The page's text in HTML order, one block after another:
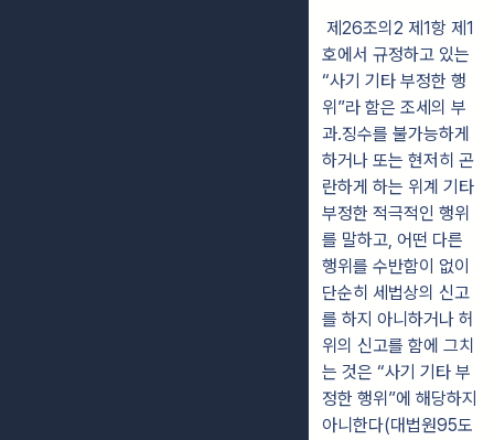
제26조의2 제1항 제1
호에서 규정하고 있는
“사기 기타 부정한 행
위”라 함은 조세의 부
과․징수를 불가능하게
하거나 또는 현저히 곤
란하게 하는 위계 기타
부정한 적극적인 행위
를 말하고, 어떤 다른
행위를 수반함이 없이
단순히 세 법상의 신고
를 하지 아니하거나 허
위의 신고를 함에 그치
는 것은 “사기 기타 부
정한 행위”에 해당하지
아니한다(대법원95도